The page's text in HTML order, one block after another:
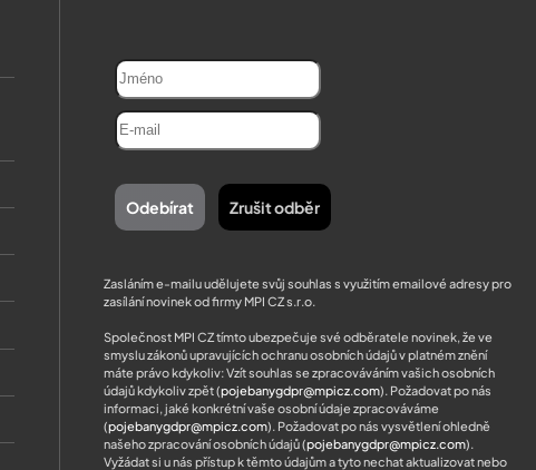
Zasláním e-mailu udělujete svůj souhlas s využitím emailové adresy pro
zasílání novinek od firmy MPI CZ s.r.o.
Společnost MPI CZ tímto ubezpečuje své odběratele novinek, že ve
smyslu zákonů upravujících ochranu osobních údajů v platném znění
máte právo kdykoliv: Vzít souhlas se zpracováváním vašich osobních
údajů kdykoliv zpět (pojebanygdpr@mpicz.com). Požadovat po nás
informaci, jaké konkrétní vaše osobní údaje zpracováváme
(pojebanygdpr@mpicz.com). Požadovat po nás vysvětlení ohledně
našeho zpracování osobních údajů (pojebanygdpr@mpicz.com).
Vyžádat si u nás přístup k těmto údajům a tyto nechat aktualizovat nebo